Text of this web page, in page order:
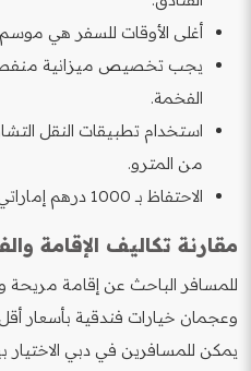
أغلى الأوقات للسفر هي موسم
يجب تخصيص ميزانية منفصلة
الفخمة.
استخدام تطبيقات النقل
من المترو.
الاحتفاظ بـ 1000 درهم إماراتي كاحتياطي للطوارئ أمر حكيم.
مقارنة تكاليف الإقامة
للمسافر الباحث عن إقامة مريحة
وعجمان خيارات فندقية بأسعار
يمكن للمسافرين في دبي الاختيار